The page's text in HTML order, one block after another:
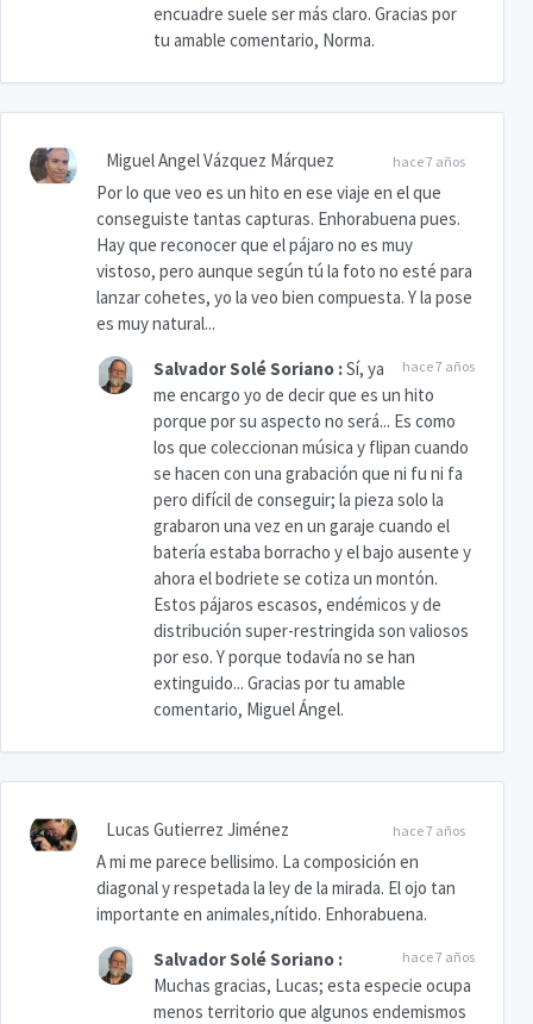
encuadre suele ser más claro. Gracias por
tu amable comentario, Norma.
hace 7 años
Miguel Angel Vázquez Márquez
Por lo que veo es un hito en ese viaje en el que
conseguiste tantas capturas. Enhorabuena pues.
Hay que reconocer que el pájaro no es muy
vistoso, pero aunque según tú la foto no esté para
lanzar cohetes, yo la veo bien compuesta. Y la pose
es muy natural...
Salvador Solé Soriano : hace 7 años
Sí, ya
me encargo yo de decir que es un hito
porque por su aspecto no será... Es como
los que coleccionan música y flipan cuando
se hacen con una grabación que ni fu ni fa
pero difícil de conseguir; la pieza solo la
grabaron una vez en un garaje cuando el
batería estaba borracho y el bajo ausente y
ahora el bodriete se cotiza un montón.
Estos pájaros escasos, endémicos y de
distribución super-restringida son valiosos
por eso. Y porque todavía no se han
extinguido... Gracias por tu amable
comentario, Miguel Ángel.
hace 7 años
Lucas Gutierrez Jiménez
A mi me parece bellisimo. La composición en
diagonal y respetada la ley de la mirada. El ojo tan
importante en animales,nítido. Enhorabuena.
Salvador Solé Soriano : hace 7 años
Muchas gracias, Lucas; esta especie ocupa
menos territorio que algunos endemismos